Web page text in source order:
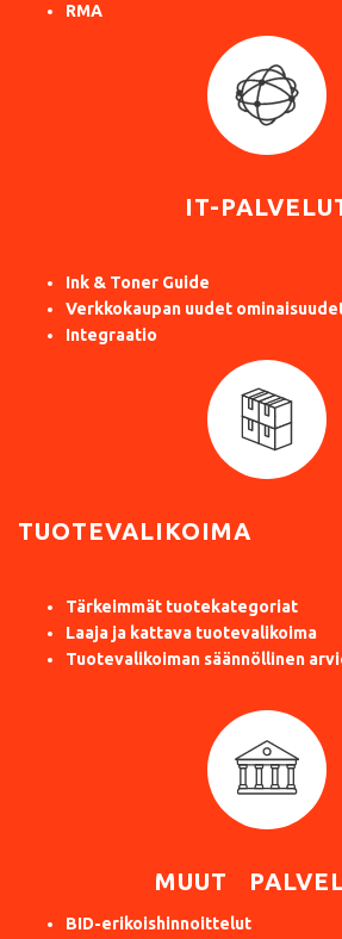
RMA
IT-
Ink & Toner Guide
Verkkokaupan uudet
Integraatio
TUOTEVALIKOIMA
Tärkeimmät tuotekategoriat
Laaja ja kattava tuotevalikoima
Tuotevalikoiman säännöllinen
MUUT
BID-erikoishinnoittelut